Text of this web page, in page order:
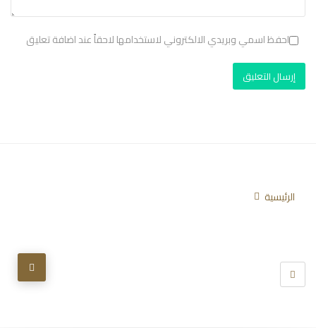
احفظ اسمي وبريدي الالكتروني لاستخدامها لاحقاً عند اضافة تعليق
الرئيسية